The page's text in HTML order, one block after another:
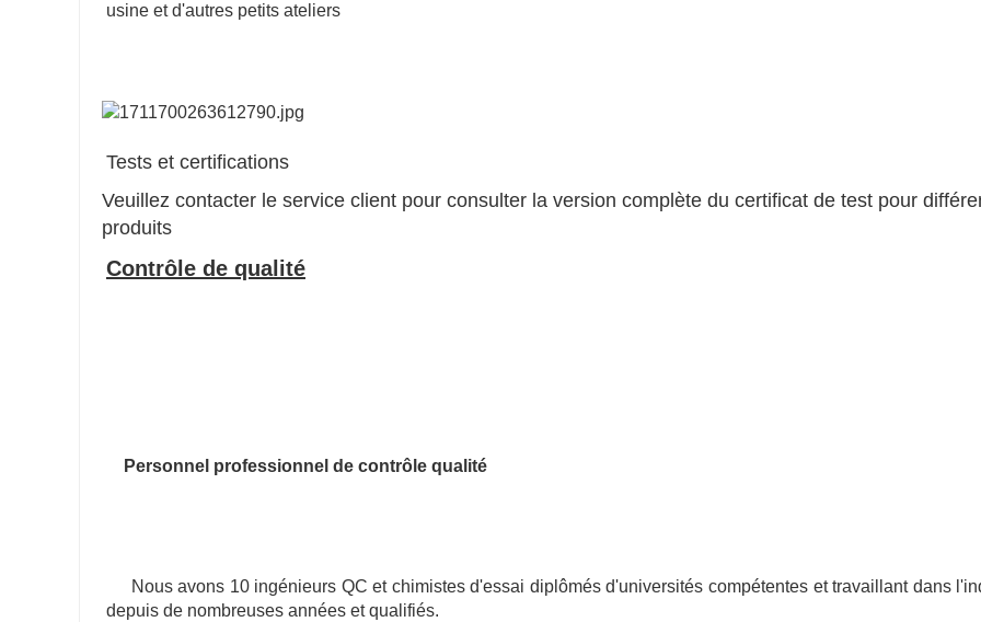
usine et d'autres petits ateliers
Tests et certifications
Veuillez contacter le service client pour consulter la version complète du certificat de test pour
produits
Contrôle de qualité
Personnel professionnel de contrôle qualité
Nous avons 10 ingénieurs QC et chimistes d'essai diplômés d'universités compétentes et travaillant dans
depuis de nombreuses années et qualifiés.